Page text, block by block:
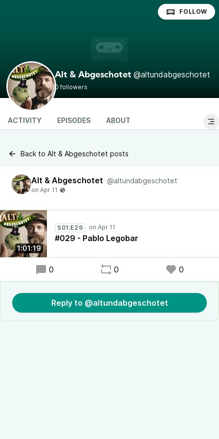
Alt & Abgeschotet @altundabgeschotet
0 followers
FOLLOW
ACTIVITY EPISODES ABOUT
Back to Alt & Abgeschotet posts
Alt & Abgeschotet @altundabgeschotet
1:01:19
S01:E29
#029 - Pablo Legobar
0 0 0
Reply to @altundabgeschotet